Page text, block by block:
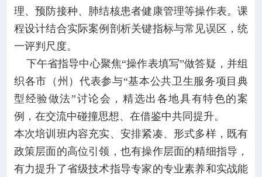
理、预防接种、肺结核患者健康管理等操作表。课
程设计结合实际案例剖析关键指标与常见误区，统
一评判尺度。
下午省指导中心聚焦“操作表填写”做答疑，并组
织各市（州）代表参与“基本公共卫生服务项目典
型经验做法”讨论会，精选出各地具有特色的案
例，在交流中碰撞思想、在借鉴中共同提升。
本次培训班内容充实、安排紧凑、形式多样，既有
政策层面的高位引领，也有操作层面的精细指导，
有力提升了省级技术指导专家的专业素养和实战能